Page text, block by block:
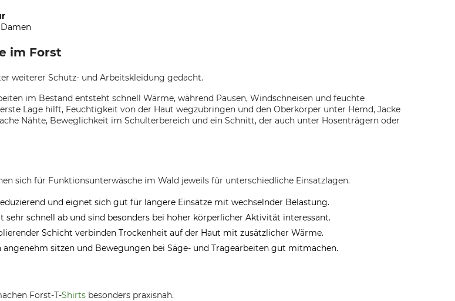
im Forst
weiterer Schutz- und Arbeitskleidung gedacht.
im Bestand entsteht schnell Wärme, während Pausen, Windschneisen und feuchte
Lage hilft, Feuchtigkeit von der Haut wegzubringen und den Oberkörper unter Hemd, Jacke
Nähte, Beweglichkeit im Schulterbereich und ein Schnitt, der auch unter Hosenträgern oder
sich für Funktionsunterwäsche im Wald jeweils für unterschiedliche Einsatzlagen.
und eignet sich gut für längere Einsätze mit wechselnder Belastung.
schnell ab und sind besonders bei hoher körperlicher Aktivität interessant.
Schicht verbinden Trockenheit auf der Haut mit zusätzlicher Wärme.
sitzen und Bewegungen bei Säge- und Tragearbeiten gut mitmachen.
Forst-T-Shirts besonders praxisnah.